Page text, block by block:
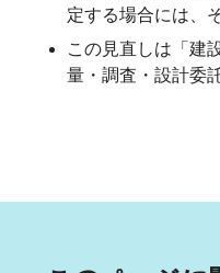
定する場合には、
この見直しは「建
量・調査・設計委